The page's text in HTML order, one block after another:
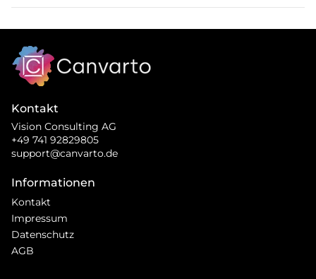
Kontakt
Vision Consulting AG
+49 741 92829805
support@canvarto.de
Informationen
Kontakt
Impressum
Datenschutz
AGB